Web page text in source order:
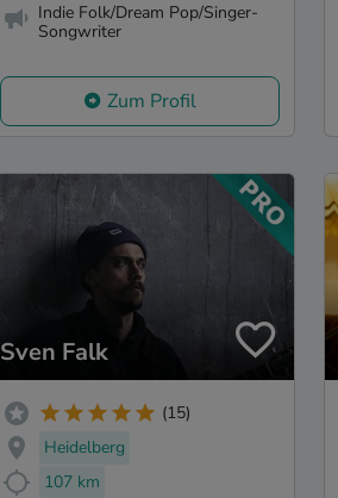
Indie Folk/Dream Pop/Singer-
Songwriter
Zum Profil
Sven Falk
(15)
Heidelberg
107 km